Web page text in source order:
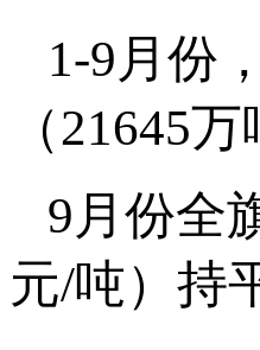
1-9月份
（21645
9月份全
元/吨）持